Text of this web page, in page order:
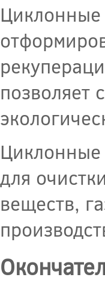
Циклонные
позволяет
Циклонные
для
веществ,